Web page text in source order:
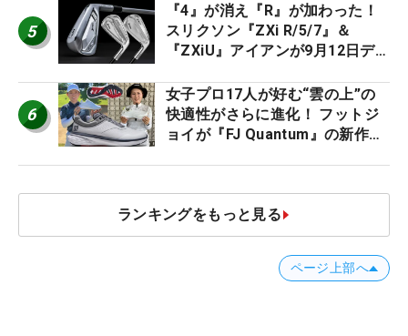
5
『4』が消え『R』が加わった！
スリクソン『ZXi R/5/7』＆
『ZXiU』アイアンが9月12日デ
6
女子プロ17人が好む“雲の上”の
快適性がさらに進化！ フットジ
ョイが『FJ Quantum』の新作を
ランキングをもっと見る
ページ上部へ